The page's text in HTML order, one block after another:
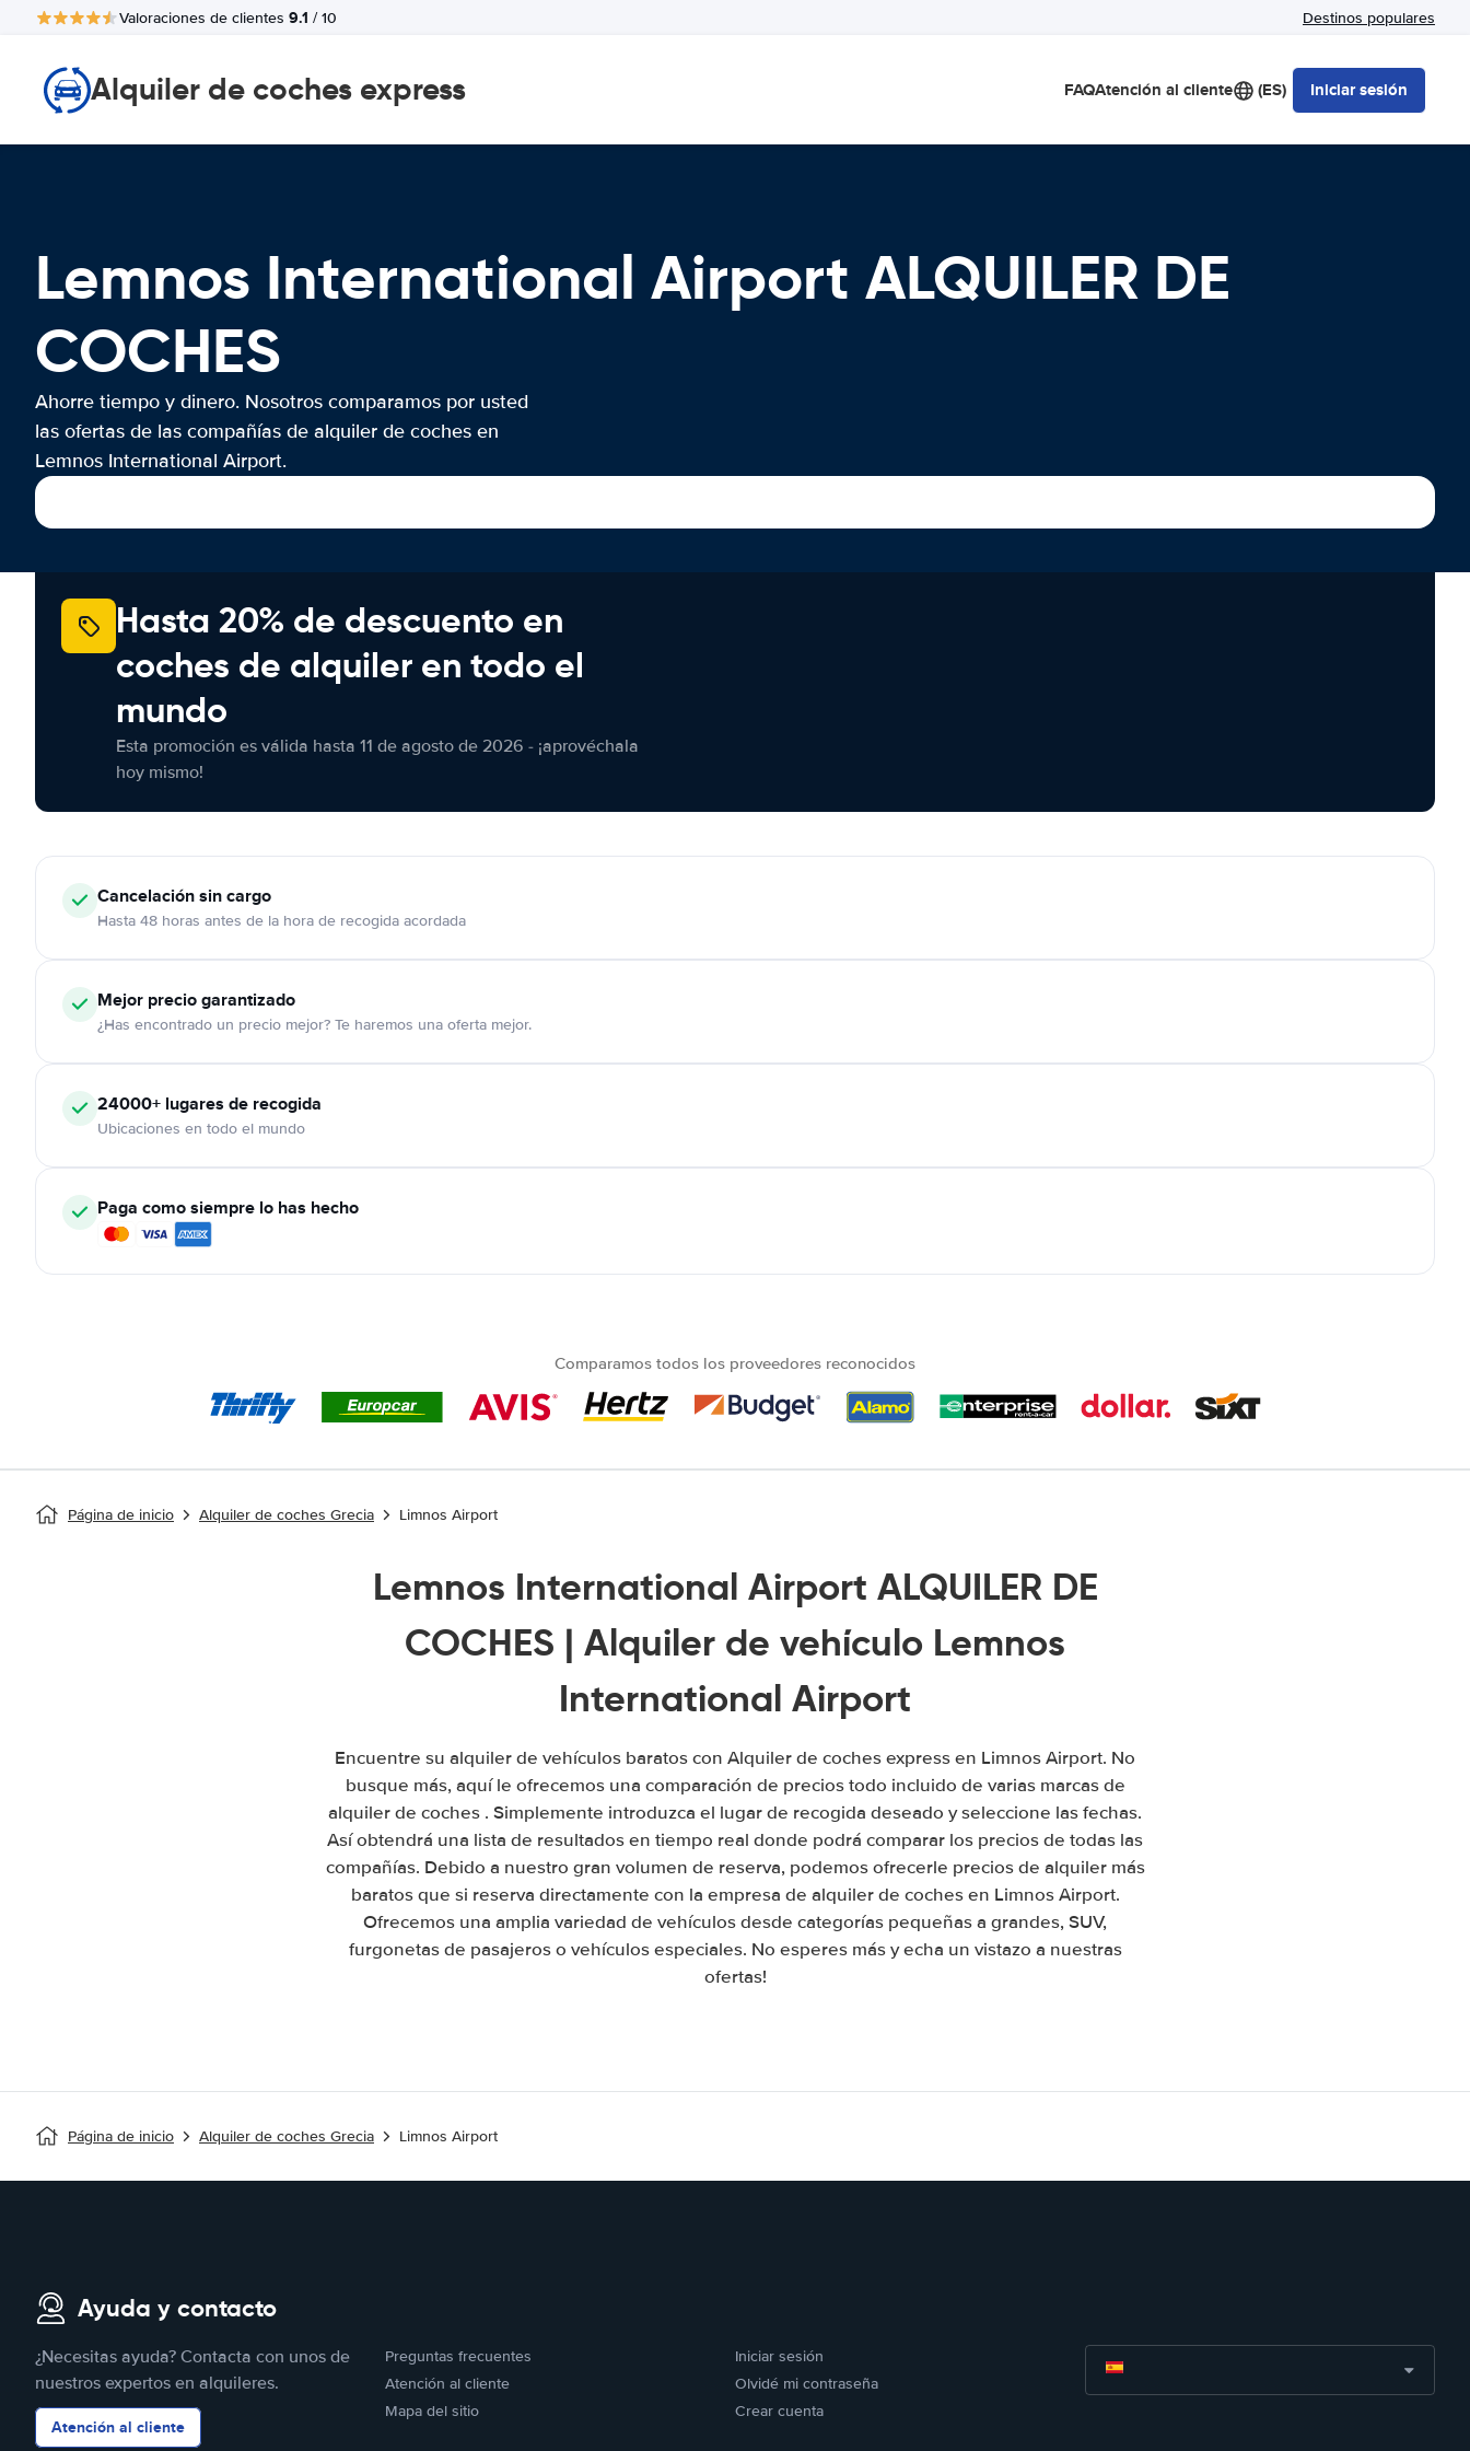
Valoraciones de clientes 9.1 / 10 Destinos populares
Alquiler de coches express FAQAtención al cliente (ES) Iniciar sesión
Lemnos International Airport ALQUILER DE
COCHES
Ahorre tiempo y dinero. Nosotros comparamos por usted
las ofertas de las compañías de alquiler de coches en
Lemnos International Airport.
Hasta 20% de descuento en
coches de alquiler en todo el
mundo
Esta promoción es válida hasta 11 de agosto de 2026 - ¡aprovéchala
hoy mismo!
Cancelaciónsin cargo
Hasta 48 horas antes de la hora de recogida acordada
Mejor precio garantizado
¿Has encontrado un precio mejor? Te haremos una oferta mejor.
24000+ lugares de recogida
Ubicaciones en todo el mundo
Paga como siempre lo has hecho
Comparamos todos los proveedores reconocidos
Página de inicio Alquiler de coches Grecia Limnos Airport
Lemnos International Airport ALQUILER DE
COCHES | Alquiler de vehículo Lemnos
International Airport
Encuentre su alquiler de vehículos baratos con Alquiler de coches express en Limnos Airport. No
busque más, aquí le ofrecemos una comparación de precios todo incluido de varias marcas de
alquiler de coches . Simplemente introduzca el lugar de recogida deseado y seleccione las fechas.
Así obtendrá una lista de resultados en tiempo real donde podrá comparar los precios de todas las
compañías. Debido a nuestro gran volumen de reserva, podemos ofrecerle precios de alquiler más
baratos que si reserva directamente con la empresa de alquiler de coches en Limnos Airport.
Ofrecemos una amplia variedad de vehículos desde categorías pequeñas a grandes, SUV,
furgonetas de pasajeros o vehículos especiales. No esperes más y echa un vistazo a nuestras
ofertas!
Página de inicio Alquiler de coches Grecia Limnos Airport
Ayuda y contacto
¿Necesitas ayuda? Contacta con unos de
nuestros expertos en alquileres.
Atención al cliente
Preguntas frecuentes
Atención al cliente
Mapa del sitio
Iniciar sesión
Olvidé mi contraseña
Crear cuenta